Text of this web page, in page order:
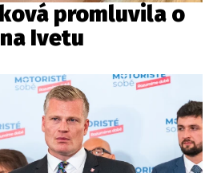
promluvila o
Ivetu